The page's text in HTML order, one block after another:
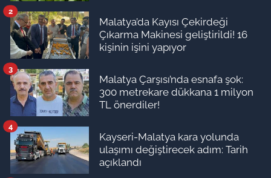
Malatya’da Kayısı Çekirdeği
Çıkarma Makinesi geliştirildi! 16
kişinin işini yapıyor
2
Malatya Çarşısı’nda esnafa şok:
300 metrekare dükkana 1 milyon
TL önerdiler!
3
Kayseri-Malatya kara yolunda
ulaşımı değiştirecek adım: Tarih
açıklandı
4